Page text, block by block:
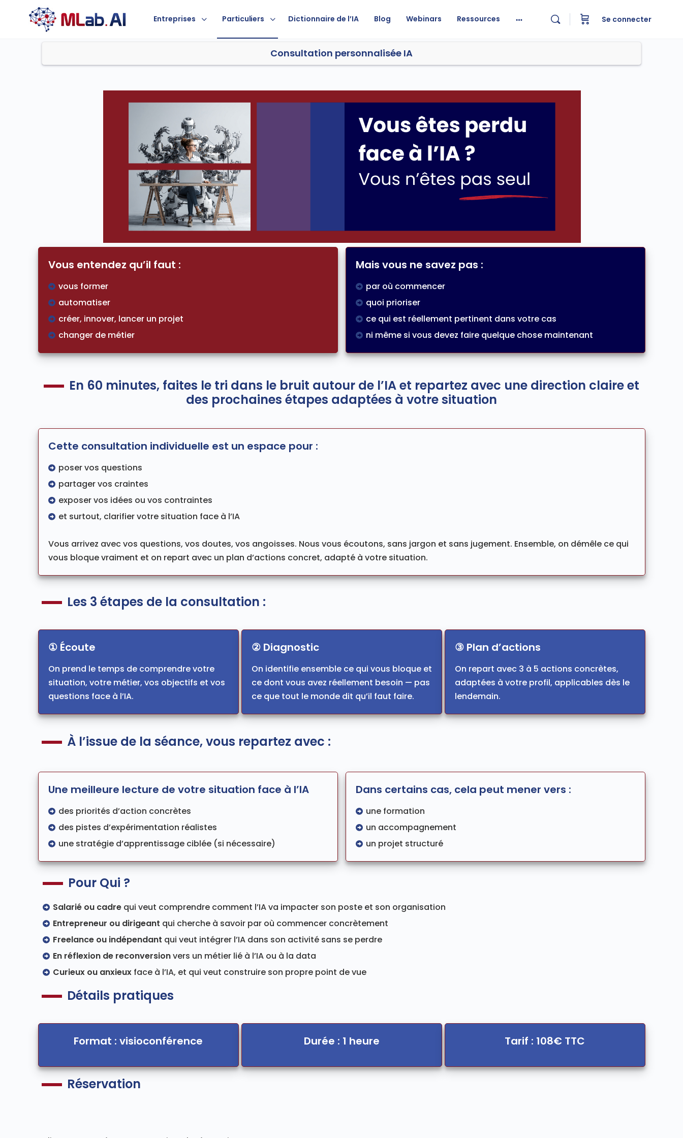
Entreprises Particuliers Dictionnaire de l’IA Blog Webinars Ressources Se connecter
Consultation personnalisée IA
Vous entendez qu’il faut :
vous former
automatiser
créer, innover, lancer un projet
changer de métier
Mais vous ne savez pas :
par où commencer
quoi prioriser
ce qui est réellement pertinent dans votre cas
ni même si vous devez faire quelque chose maintenant
En 60 minutes, faites le tri dans le bruit autour de l’IA et repartez avec une direction claire et
des prochaines étapes adaptées à votre situation
Cette consultation individuelle est un espace pour :
poser vos questions
partager vos craintes
exposer vos idées ou vos contraintes
et surtout, clarifier votre situation face à l’IA
Vous arrivez avec vos questions, vos doutes, vos angoisses. Nous vous écoutons, sans jargon et sans jugement. Ensemble, on démêle ce qui
vous bloque vraiment et on repart avec un plan d’actions concret, adapté à votre situation.
Les 3 étapes de la consultation :
① Écoute
On prend le temps de comprendre votre
situation, votre métier, vos objectifs et vos
questions face à l’IA.
② Diagnostic
On identifie ensemble ce qui vous bloque et
ce dont vous avez réellement besoin — pas
ce que tout le monde dit qu’il faut faire.
③ Plan d’actions
On repart avec 3 à 5 actions concrètes,
adaptées à votre profil, applicables dès le
lendemain.
À l’issue de la séance, vous repartez avec :
Une meilleure lecture de votre situation face à l’IA
des priorités d’action concrètes
des pistes d’expérimentation réalistes
une stratégie d’apprentissage ciblée (si nécessaire)
Dans certains cas, cela peut mener vers :
une formation
un accompagnement
un projet structuré
Pour Qui ?
Salarié ou cadrequi veut comprendre comment l’IA va impacter son poste et son organisation
Entrepreneur ou dirigeant qui cherche à savoir par où commencer concrètement
Freelance ou indépendant qui veut intégrer l’IA dans son activité sans se perdre
En réflexion de reconversionvers un métier lié à l’IA ou à la data
Curieux ou anxieuxface à l’IA, et qui veut construire son propre point de vue
Détails pratiques
Format : visioconférence Durée : 1 heure Tarif : 108€ TTC
Réservation